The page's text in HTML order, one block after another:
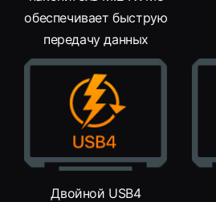
обеспечивает быструю
передачу данных
Двойной USB4